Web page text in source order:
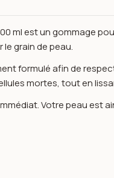
ml est un gommage
le grain de peau.
formulé afin de
mortes, tout en
Votre peau est